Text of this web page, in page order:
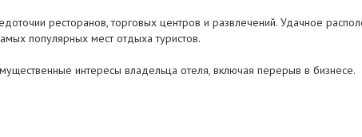
ресторанов, торговых центров и развлечений. Удачное
популярных мест отдыха туристов.
интересы владельца отеля, включая перерыв в бизнесе.